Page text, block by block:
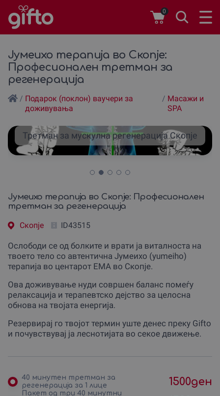
0
Јумеихо терапија во Скопје:
Професионален третман за
регенерација
/ Подарок (поклон) ваучери за
доживувања
/ Масажи и
SPA
Третман за мускулна регенерација Скопје
Јумеихо терапија во Скопје: Професионален
третман за регенерација
Скопjе ID43515
Ослободи се од болките и врати ја виталноста на
твоето тело со автентична Јумеихо (yumeiho)
терапија во центарот ЕМА во Скопје.
Ова доживување нуди совршен баланс помеѓу
релаксација и терапевтско дејство за целосна
обнова на твојата енергија.
Резервирај го твојот термин уште денес преку Gifto
и почувствувај ја леснотијата во секое движење.
40 минутен третман за
регенерација за 1 лице
1500ден
Пакет од три 40 минутни